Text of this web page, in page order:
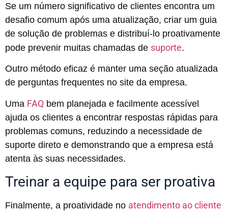
Se um número significativo de clientes encontra um
desafio comum após uma atualização, criar um guia
de solução de problemas e distribuí-lo proativamente
pode prevenir muitas chamadas de suporte.
Outro método eficaz é manter uma seção atualizada
de perguntas frequentes no site da empresa.
Uma FAQ bem planejada e facilmente acessível
ajuda os clientes a encontrar respostas rápidas para
problemas comuns, reduzindo a necessidade de
suporte direto e demonstrando que a empresa está
atenta às suas necessidades.
Treinar a equipe para ser proativa
Finalmente, a proatividade no atendimento ao cliente